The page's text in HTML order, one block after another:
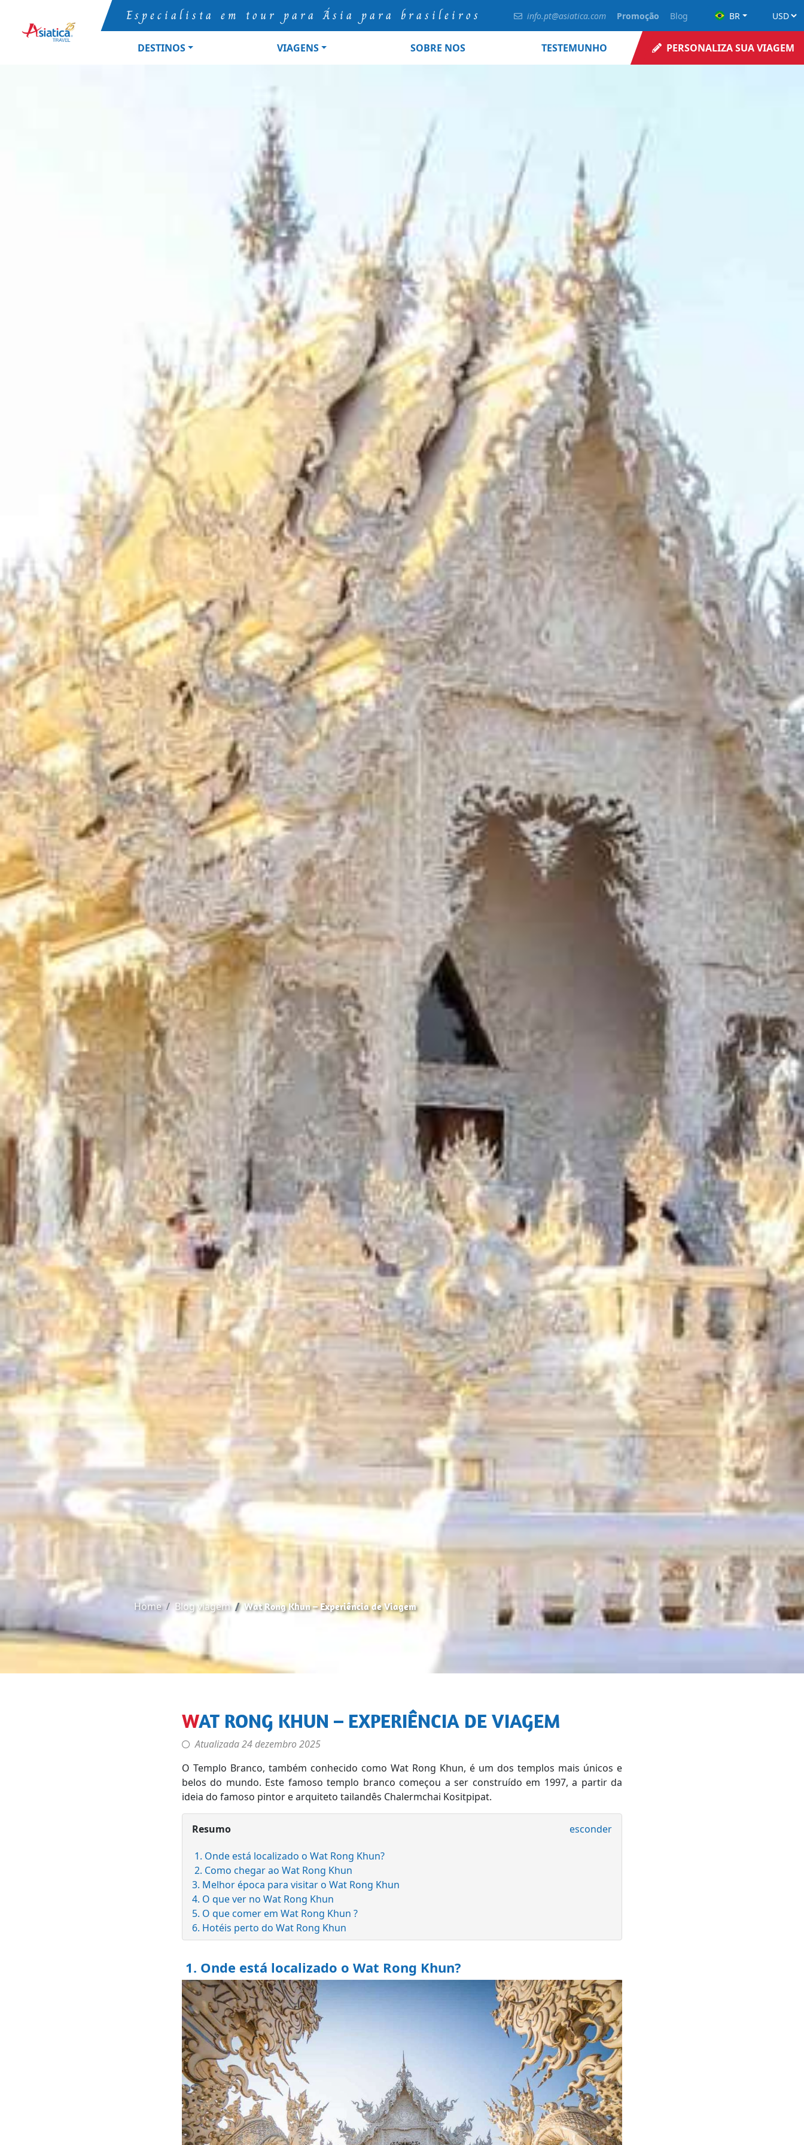
Especialista em tour para Ásia para brasileiros info.pt@asiatica.com Promoção Blog BR
DESTINOS VIAGENS SOBRE NOS TESTEMUNHO PERSONALIZA SUA VIAGEM
Home Blog viagem Wat Rong Khun – Experiência de Viagem
WAT RONG KHUN – EXPERIÊNCIA DE VIAGEM
Atualizada24 dezembro 2025
O Templo Branco, também conhecido como Wat Rong Khun, é um dos templos mais únicos e
belos do mundo. Este famoso templo branco começou a ser construído em 1997, a partir da
ideia do famoso pintor e arquiteto tailandês Chalermchai Kositpipat.
Resumo esconder
1. Onde está localizado o Wat Rong Khun?
2. Como chegar ao Wat Rong Khun
3. Melhor época para visitar o Wat Rong Khun
4. O que ver no Wat Rong Khun
5. O que comer em Wat Rong Khun ?
6. Hotéis perto do Wat Rong Khun
1. Onde está localizado o Wat Rong Khun?